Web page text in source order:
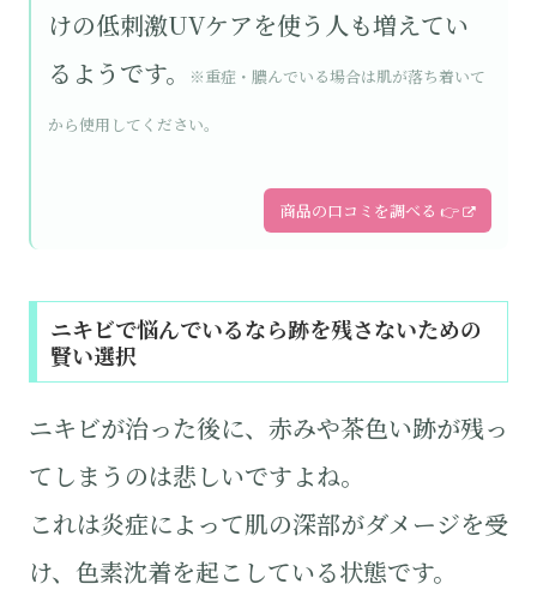
けの低刺激UVケアを使う人も増えてい
るようです。
※重症・膿んでいる場合は肌が落ち着いて
から使用してください。
商品の口コミを調べる 👉
ニキビで悩んでいるなら跡を残さないための
賢い選択
ニキビが治った後に、赤みや茶色い跡が残っ
てしまうのは悲しいですよね。
これは炎症によって肌の深部がダメージを受
け、色素沈着を起こしている状態です。